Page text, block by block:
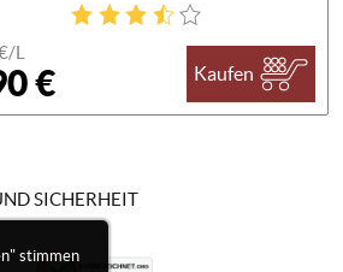
L
€ Kaufen
stimmen
SICHERHEIT